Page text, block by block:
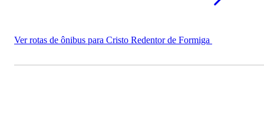
Ver rotas de ônibus para Cristo Redentor de Formiga